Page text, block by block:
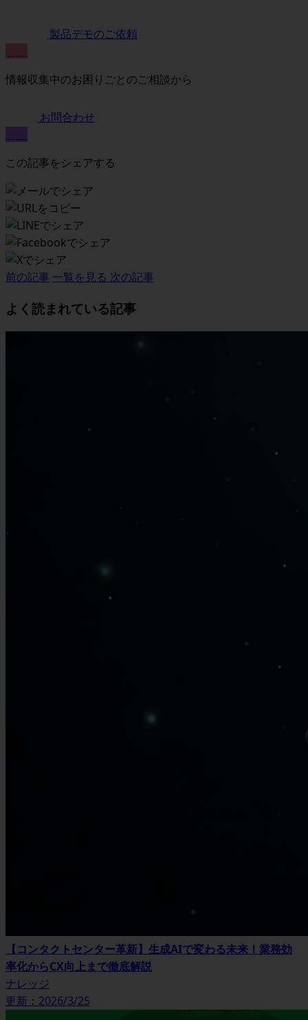
製品デモのご依頼
情報収集中のお困りごとのご相談から
お問合わせ
この記事をシェアする
前の記事 一覧を見る 次の記事
よく読まれている記事
【コンタクトセンター革新】生成AIで変わる未来！業務効
率化からCX向上まで徹底解説
ナレッジ
更新：2026/3/25